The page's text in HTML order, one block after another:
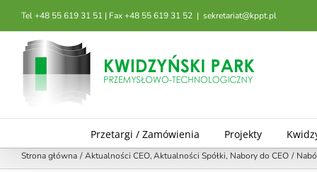
zawartości
Tel +48 55 619 31 51 | Fax +48 55 619 31 52 | sekretariat@kppt.pl
Przetargi / Zamówienia Projekty
Strona główna Aktualności CEO Aktualności Spółki Nabory do CEO